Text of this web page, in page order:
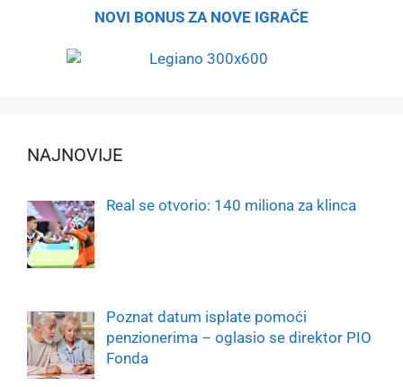
NOVI BONUS ZA NOVE IGRAČE
NAJNOVIJE
Real se otvorio: 140 miliona za klinca
Poznat datum isplate pomoći
penzionerima – oglasio se direktor PIO
Fonda